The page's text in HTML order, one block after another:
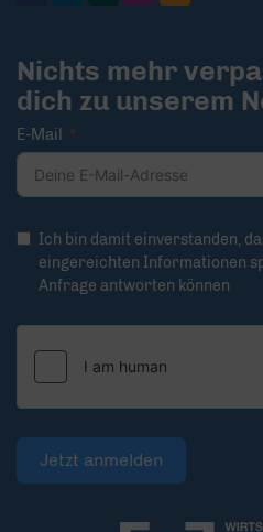
Nichts mehr
dich zu unserem
E-Mail
Ich bin damit einverstanden,
eingereichten Informationen
Anfrage antworten können
Jetzt anmelden